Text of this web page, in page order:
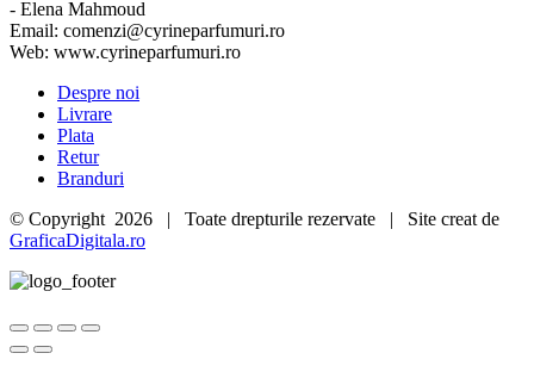
- Elena Mahmoud
Email: comenzi@cyrineparfumuri.ro
Web: www.cyrineparfumuri.ro
Despre noi
Livrare
Plata
Retur
Branduri
© Copyright 2026 | Toate drepturile rezervate | Site creat de
GraficaDigitala.ro